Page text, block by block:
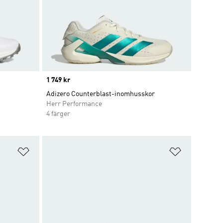
Price
1 749 kr
Adizero Counterblast-inomhusskor
Herr Performance
4 färger